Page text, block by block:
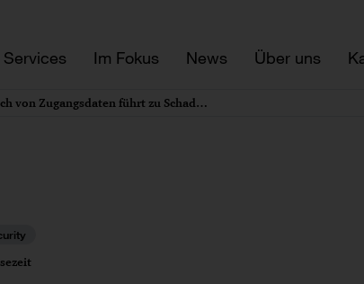
Services Im Fokus News Über uns
LG Köln: Verspäteter Austausch von Zugangsdaten führt zu Schadensersatz nach Art. 82 DSGVO